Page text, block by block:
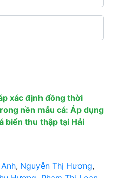
xác định đồng thời
nền mẫu cá: Áp dụng
biển thu thập tại Hải
, Nguyễn Thị Hương,